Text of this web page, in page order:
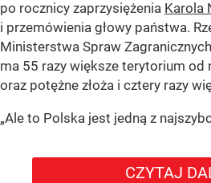
po rocznicy zaprzysiężenia Karola
i przemówienia głowy państwa.
Ministerstwa Spraw
ma 55 razy większe terytorium od
oraz potężne złoża i cztery razy
„Ale to Polska jest jedną z
CZYTAJ